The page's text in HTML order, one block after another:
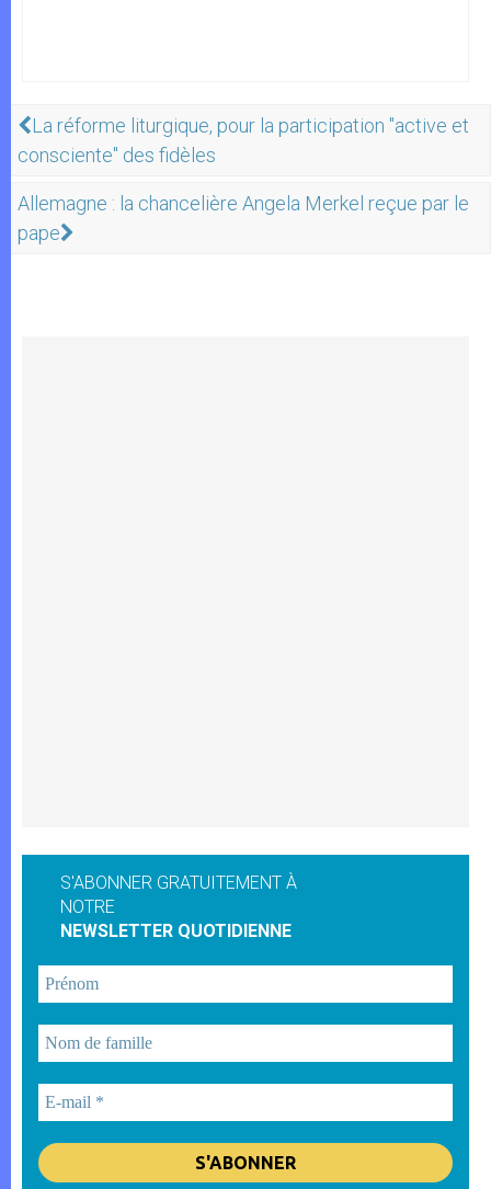
La réforme liturgique, pour la participation "active et
consciente" des fidèles
Allemagne : la chancelière Angela Merkel reçue par le
pape
S'ABONNER GRATUITEMENT À
NOTRE
NEWSLETTER QUOTIDIENNE